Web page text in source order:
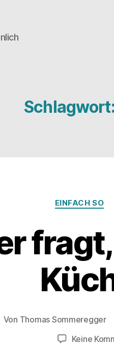
Schlagwort:
EINFACH SO
Von Thomas Sommeregger
Keine